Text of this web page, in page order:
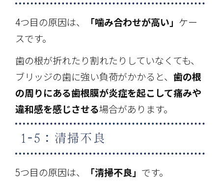
4つ目の原因は、 「噛み合わせが高い」 ケー
スです。
歯の根が折れたり割れたりしていなくても、
ブリッジの歯に強い負荷がかかると、歯の根
の周りにある歯根膜が炎症を起こして痛みや
違和感を感じさせる場合があります。
1-5：清掃不良
5つ目の原因は、 「清掃不良」 です。